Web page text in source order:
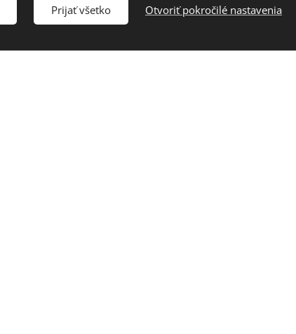
Prijať všetko Otvoriť pokročilé nastavenia